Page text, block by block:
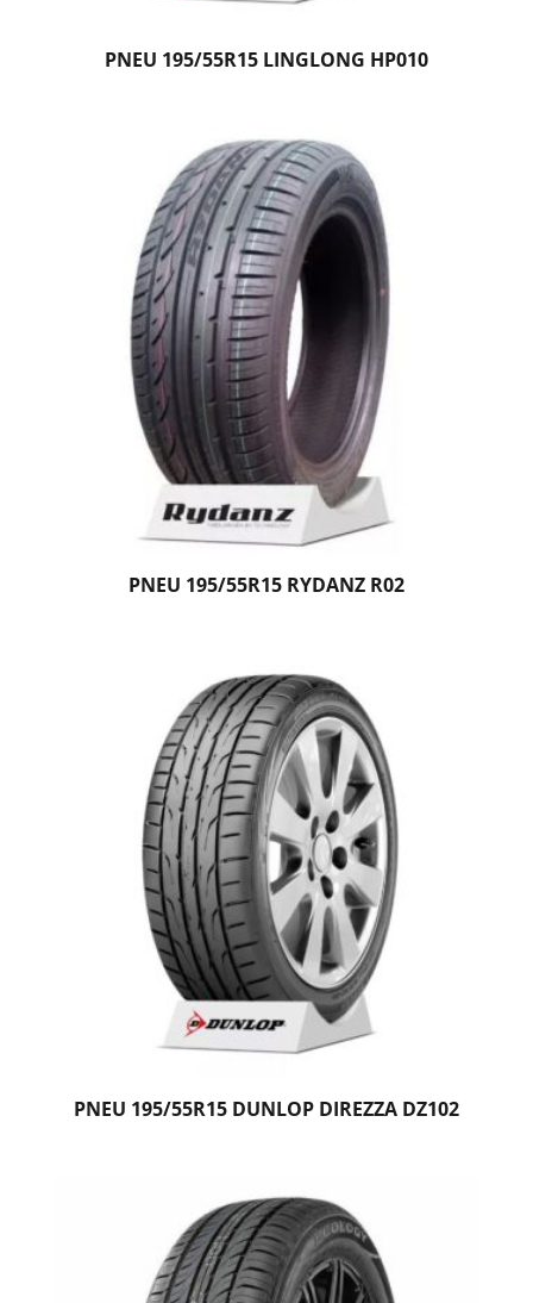
PNEU 195/55R15 LINGLONG HP010
PNEU 195/55R15 RYDANZ R02
PNEU 195/55R15 DUNLOP DIREZZA DZ102